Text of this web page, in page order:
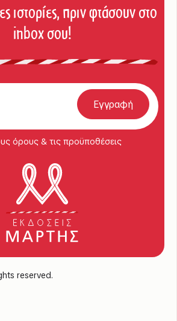
ιστορίες, πριν φτάσουν στο
inbox σου!
όρους & τις προϋποθέσεις
reserved.